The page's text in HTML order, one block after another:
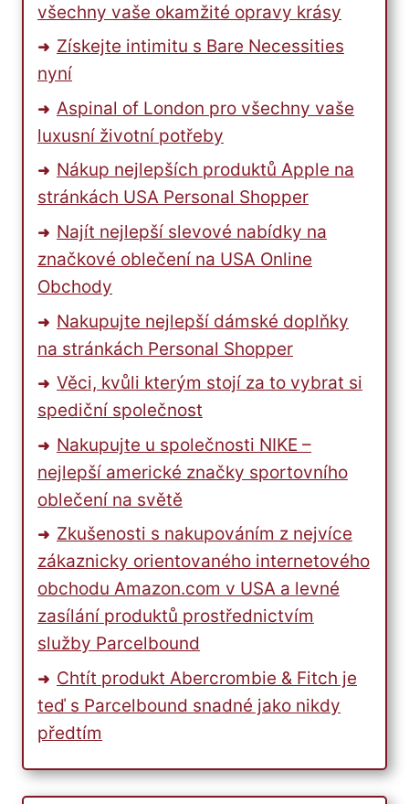
všechny vaše okamžité opravy krásy
Získejte intimitu s Bare Necessities
nyní
Aspinal of London pro všechny vaše
luxusní životní potřeby
Nákup nejlepších produktů Apple na
stránkách USA Personal Shopper
Najít nejlepší slevové nabídky na
značkové oblečení na USA Online
Obchody
Nakupujte nejlepší dámské doplňky
na stránkách Personal Shopper
Věci, kvůli kterým stojí za to vybrat si
spediční společnost
Nakupujte u společnosti NIKE –
nejlepší americké značky sportovního
oblečení na světě
Zkušenosti s nakupováním z nejvíce
zákaznicky orientovaného internetového
obchodu Amazon.com v USA a levné
zasílání produktů prostřednictvím
služby Parcelbound
Chtít produkt Abercrombie & Fitch je
teď s Parcelbound snadné jako nikdy
předtím